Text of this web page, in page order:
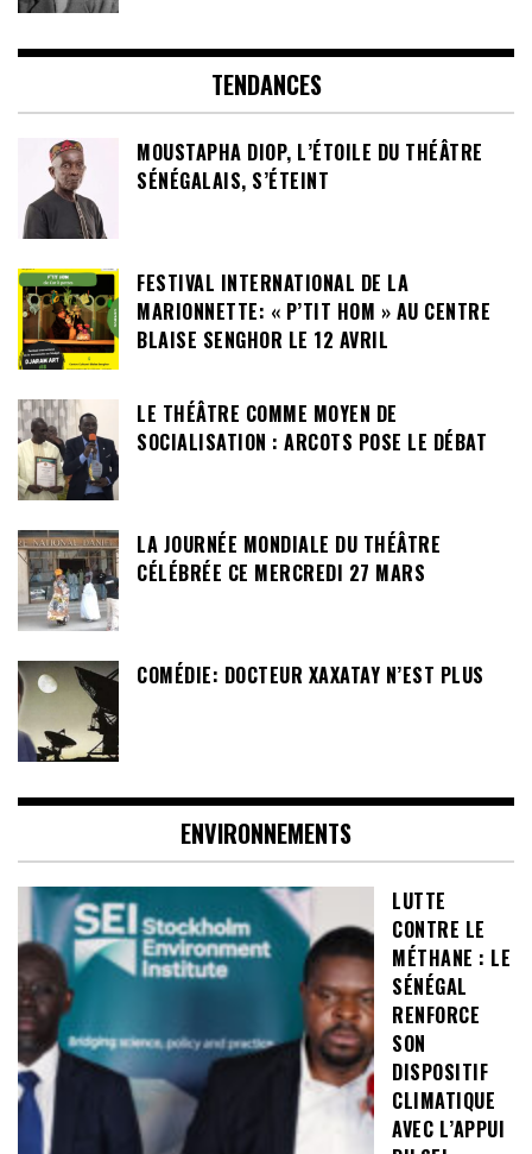
TENDANCES
MOUSTAPHA DIOP, L’ÉTOILE DU THÉÂTRE
SÉNÉGALAIS, S’ÉTEINT
FESTIVAL INTERNATIONAL DE LA
MARIONNETTE: « P’TIT HOM » AU CENTRE
BLAISE SENGHOR LE 12 AVRIL
LE THÉÂTRE COMME MOYEN DE
SOCIALISATION : ARCOTS POSE LE DÉBAT
LA JOURNÉE MONDIALE DU THÉÂTRE
CÉLÉBRÉE CE MERCREDI 27 MARS
COMÉDIE: DOCTEUR XAXATAY N’EST PLUS
ENVIRONNEMENTS
LUTTE
CONTRE LE
MÉTHANE : LE
SÉNÉGAL
RENFORCE
SON
DISPOSITIF
CLIMATIQUE
AVEC L’APPUI